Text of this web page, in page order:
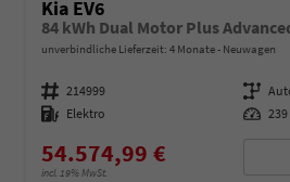
Kia EV6
84 kWh Dual Motor Plus
unverbindliche Lieferzeit: 4 Monate Neuwagen
Fahrzeugnummer 214999 Getriebe
Kraftstoff Elektro Leistung 239
54.574,99 €
incl. 19% MwSt.